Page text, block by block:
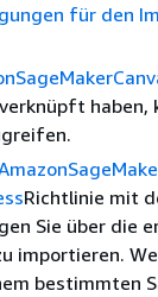
für den
haben,
Richtlinie mit
Sie über die
importieren.
bestimmten